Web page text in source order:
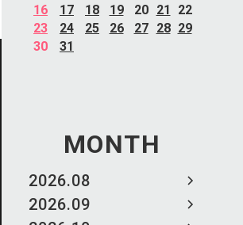
16
17 18 19 20 21
22
23
24 25 26 27 28 29
30
31
MONTH
2026.08
2026.09